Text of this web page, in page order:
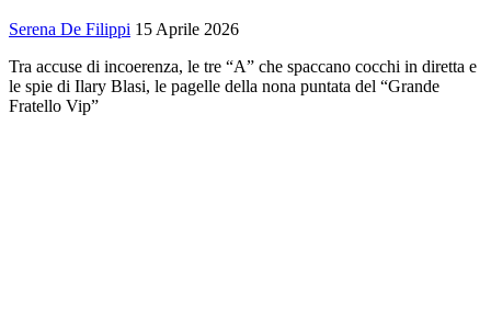
Serena De Filippi 15 Aprile 2026
Tra accuse di incoerenza, le tre “A” che spaccano cocchi in diretta e
le spie di Ilary Blasi, le pagelle della nona puntata del “Grande
Fratello Vip”